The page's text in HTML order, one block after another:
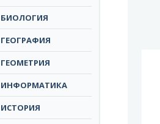
БИОЛОГИЯ
ГЕОГРАФИЯ
ГЕОМЕТРИЯ
ИНФОРМАТИКА
ИСТОРИЯ